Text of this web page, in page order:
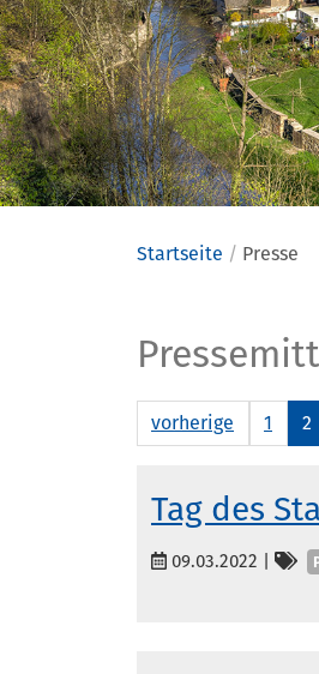
Startseite Presse
vorherige 1 2
Tag des
09.03.2022 |